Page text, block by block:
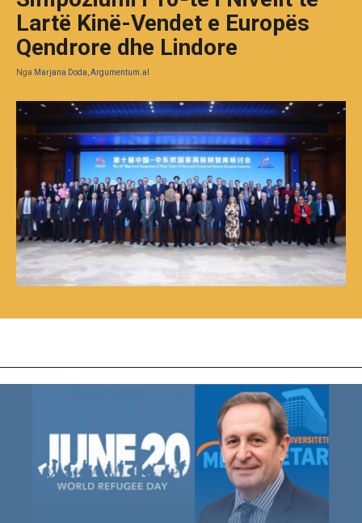
Lartë Kinë-Vendet e Europës
Qendrore dhe Lindore
Nga Marjana Doda, Argumentum.al